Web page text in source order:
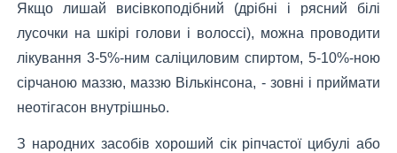
Якщо лишай висівкоподібний (дрібні і рясний білі
лусочки на шкірі голови і волоссі), можна проводити
лікування 3-5%-ним саліциловим спиртом, 5-10%-ною
сірчаною маззю, маззю Вількінсона, - зовні і приймати
неотігасон внутрішньо.
З народних засобів хороший сік ріпчастої цибулі або